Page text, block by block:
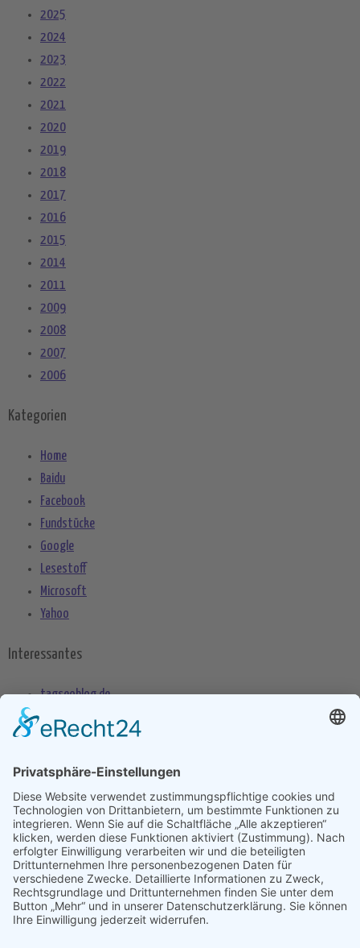
2025
2024
2023
2022
2021
2020
2019
2018
2017
2016
2015
2014
2011
2009
2008
2007
2006
Kategorien
Home
Baidu
Facebook
Fundstücke
Google
Lesestoff
Microsoft
Yahoo
Interessantes
tagseoblog.de
SEO Blog
seo-trainee.de
seokratie.de
Tags
Android Android Phone Anwendung App Apple Betriebssystem Datenschutz
Entwicklung Google Handy Internet Plattform